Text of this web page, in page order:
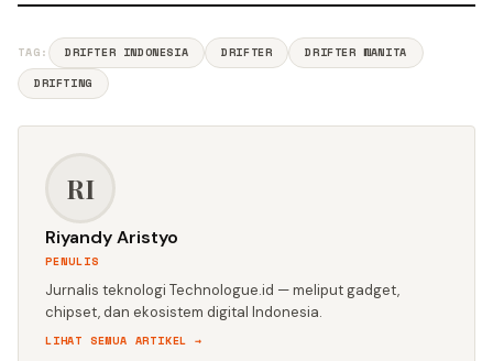
TAG: DRIFTER INDONESIA DRIFTER
DRIFTER WANITA
DRIFTING
RI
Riyandy Aristyo
PENULIS
Jurnalis teknologi Technologue.id — meliput gadget,
chipset, dan ekosistem digital Indonesia.
LIHAT SEMUA ARTIKEL →